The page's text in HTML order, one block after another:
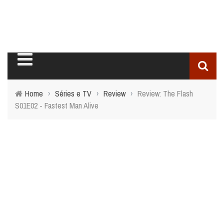
Home › Séries e TV › Review › Review: The Flash
S01E02 - Fastest Man Alive